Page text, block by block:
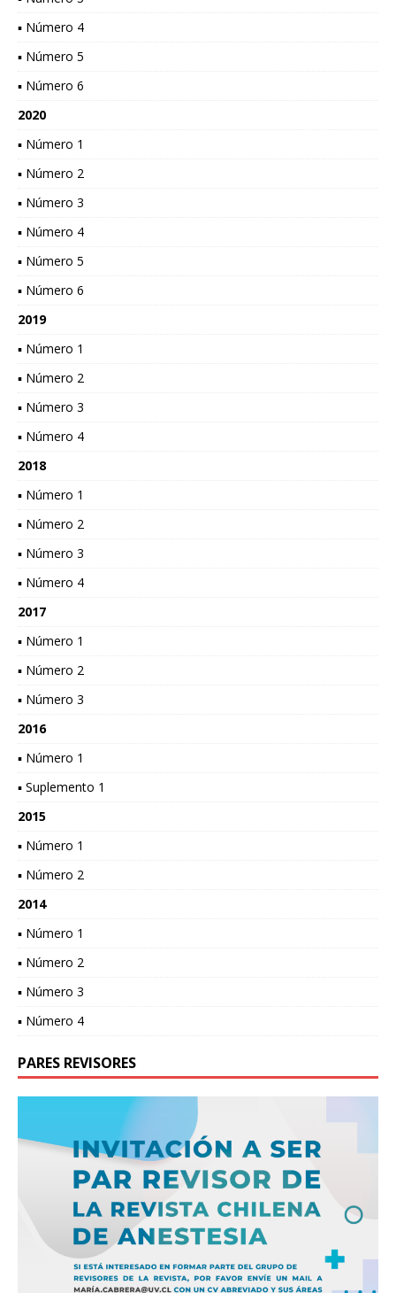
▪ Número 4
▪ Número 5
▪ Número 6
2020
▪ Número 1
▪ Número 2
▪ Número 3
▪ Número 4
▪ Número 5
▪ Número 6
2019
▪ Número 1
▪ Número 2
▪ Número 3
▪ Número 4
2018
▪ Número 1
▪ Número 2
▪ Número 3
▪ Número 4
2017
▪ Número 1
▪ Número 2
▪ Número 3
2016
▪ Número 1
▪ Suplemento 1
2015
▪ Número 1
▪ Número 2
2014
▪ Número 1
▪ Número 2
▪ Número 3
▪ Número 4
PARES REVISORES